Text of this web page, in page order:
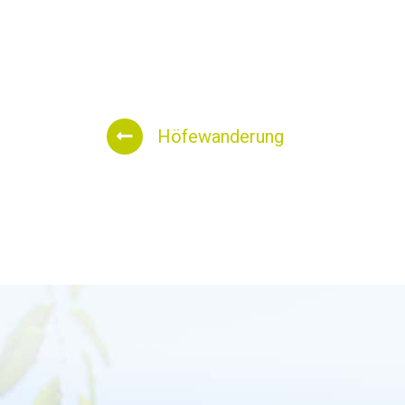
Höfewanderung